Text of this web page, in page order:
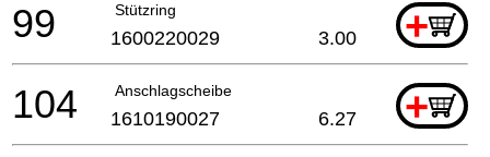
Stützring +
99 1600220029 3.00
Anschlagscheibe +
104 1610190027 6.27